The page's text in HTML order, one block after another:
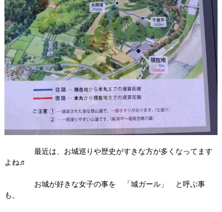
最近は、お城巡りや歴史がすきな方が多くなってます
よね♬
お城が好きな女子の事を 「城ガール」 と呼ぶ事
も。